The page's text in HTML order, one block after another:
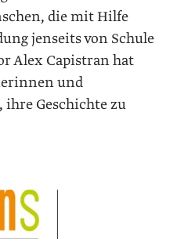
die mit Hilfe
jenseits von Schule
Alex Capistran hat
und
Geschichte zu